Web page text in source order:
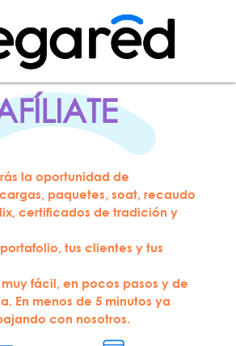
la oportunidad de
paquetes, soat, recaudo
certificados de tradición y
tus clientes y tus
fácil, en pocos pasos y de
En menos de 5 minutos ya
con nosotros.